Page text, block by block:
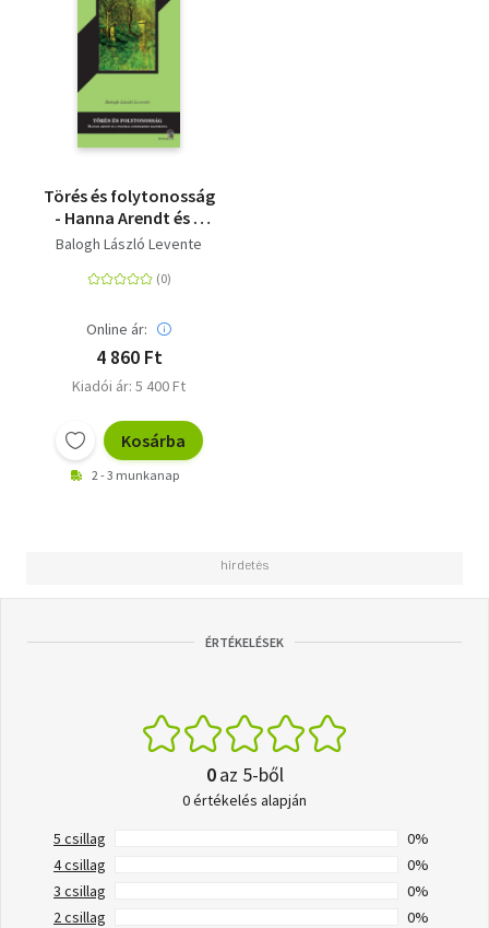
Törés és folytonosság
- Hanna Arendt és a
politikai gondolkodás
Balogh László Levente
Online ár:
4 860 Ft
Kiadói ár: 5 400 Ft
Kosárba
2 - 3 munkanap
ÉRTÉKELÉSEK
0az 5-ből
0 értékelés alapján
5 csillag
0%
4 csillag
0%
3 csillag
0%
2 csillag
0%